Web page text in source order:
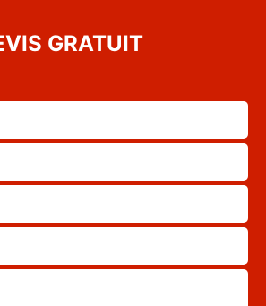
GRATUIT